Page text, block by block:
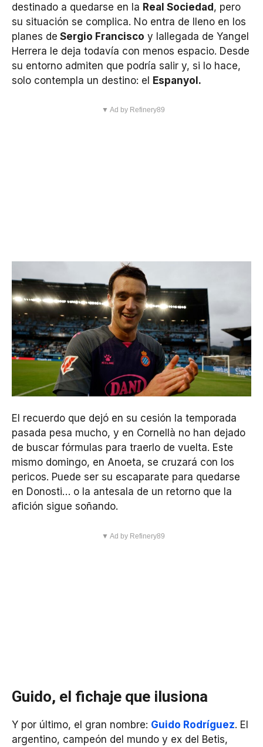
destinado a quedarse en la Real Sociedad, pero
su situación se complica. No entra de lleno en los
planes de Sergio Francisco y lallegada de Yangel
Herrera le deja todavía con menos espacio. Desde
su entorno admiten que podría salir y, si lo hace,
solo contempla un destino: el Espanyol.
▼ Ad by Refinery89
El recuerdo que dejó en su cesión la temporada
pasada pesa mucho, y en Cornellà no han dejado
de buscar fórmulas para traerlo de vuelta. Este
mismo domingo, en Anoeta, se cruzará con los
pericos. Puede ser su escaparate para quedarse
en Donosti… o la antesala de un retorno que la
afición sigue soñando.
▼ Ad by Refinery89
Guido, el fichaje que ilusiona
Y por último, el gran nombre: Guido Rodríguez. El
argentino, campeón del mundo y ex del Betis,